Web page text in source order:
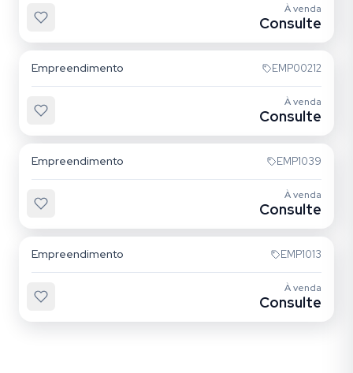
À venda
Consulte
Empreendimento EMP00212
À venda
Consulte
Empreendimento EMP1039
À venda
Consulte
Empreendimento EMP1013
À venda
Consulte